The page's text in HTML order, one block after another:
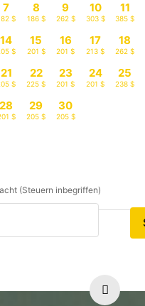
7
$
8
186 $
9
262 $
10
303 $
11
385 $
14
$
15
201 $
16
201 $
17
213 $
18
262 $
21
$
22
225 $
23
201 $
24
201 $
25
238 $
28
$
29
205 $
30
205 $
(Steuern inbegriffen)